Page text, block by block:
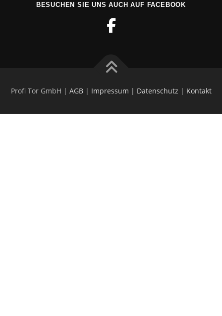
BESUCHEN SIE UNS AUCH AUF FACEBOOK
Profi Tor GmbH | AGB| Impressum | Datenschutz | Kontakt